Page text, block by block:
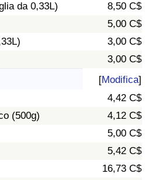
da 0,33L)
8,50 C$
5,00 C$
3,00 C$
3,00 C$
[Modifica]
4,42 C$
(500g)
4,12 C$
5,00 C$
5,42 C$
16,73 C$
(Corrente)
(Corrente)